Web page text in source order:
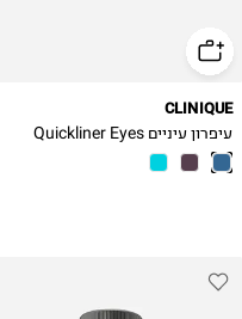
CLINIQUE
עיפרון עיניים Quickliner Eyes